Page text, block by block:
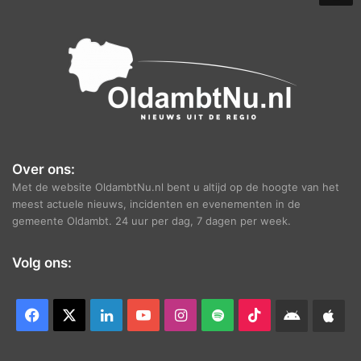
Over ons:
Met de website OldambtNu.nl bent u altijd op de hoogte van het
meest actuele nieuws, incidenten en evenementen in de
gemeente Oldambt. 24 uur per dag, 7 dagen per week.
Volg ons:
Facebook LinkedInYouTubeInstagram
Spotify TikTokAndroid